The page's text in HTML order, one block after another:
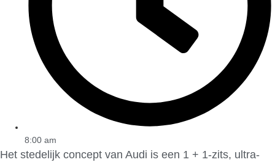
8:00 am
Het stedelijk concept van Audi is een 1 + 1-zits, ultra-